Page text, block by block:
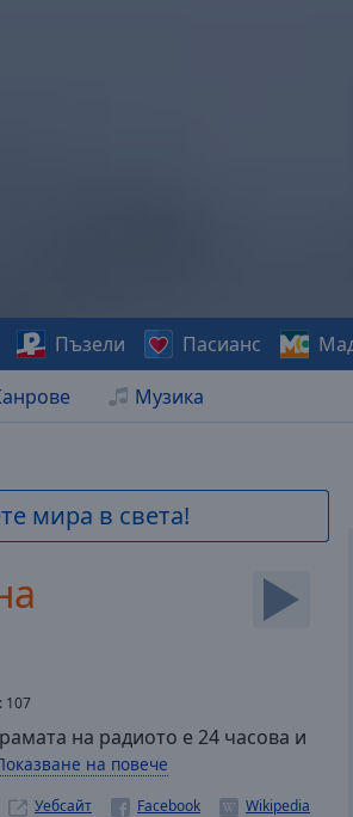
Музика
Пъзели Пасианс
мира в света!
: 107
на радиото е 24 часова и
на повече
Уебсайт